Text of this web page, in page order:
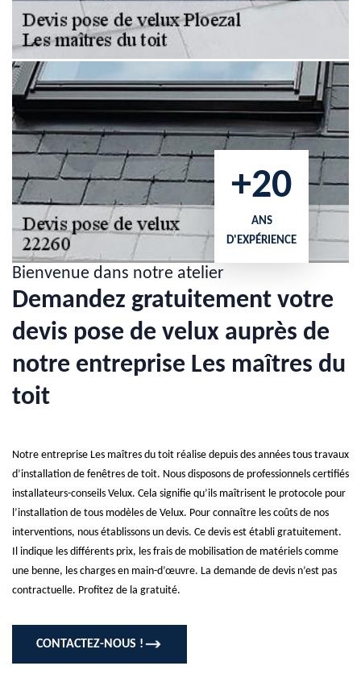
+20
ANS
D'EXPÉRIENCE
Bienvenue dans notre atelier
Demandez gratuitement votre
devis pose de velux auprès de
notre entreprise Les maîtres du
toit
Notre entreprise Les maîtres du toit réalise depuis des années tous travaux
d’installation de fenêtres de toit. Nous disposons de professionnels certifiés
installateurs-conseils Velux. Cela signifie qu’ils maîtrisent le protocole pour
l’installation de tous modèles de Velux. Pour connaître les coûts de nos
interventions, nous établissons un devis. Ce devis est établi gratuitement.
Il indique les différents prix, les frais de mobilisation de matériels comme
une benne, les charges en main-d’œuvre. La demande de devis n’est pas
contractuelle. Profitez de la gratuité.
CONTACTEZ-NOUS !